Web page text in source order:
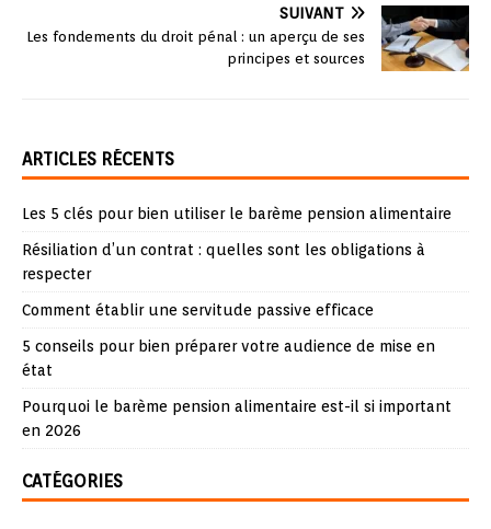
SUIVANT
Les fondements du droit pénal : un aperçu de ses
principes et sources
ARTICLES RÉCENTS
Les 5 clés pour bien utiliser le barème pension alimentaire
Résiliation d’un contrat : quelles sont les obligations à
respecter
Comment établir une servitude passive efficace
5 conseils pour bien préparer votre audience de mise en
état
Pourquoi le barème pension alimentaire est-il si important
en 2026
CATÉGORIES